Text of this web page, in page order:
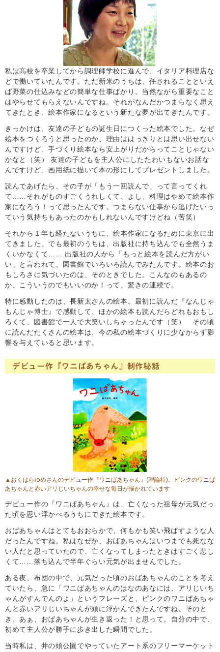
私は高校を卒業してから調理師学校に進んで、イタリア料理店な
どで働いていたんです。ただ新米のうちは、任されることといえ
ば野菜の仕込みなどの簡単な仕事ばかり。当然ながら重要なこと
はやらせてもらえないんですね。それがなんだかつまらなく思え
てきたとき、絵本作家になるという新たな夢が出てきたんです。
きっかけは、友達の子どもの誕生日につくった絵本でした。なぜ
絵本をつくろうと思ったのか、理由ははっきりとは思い出せない
んですけど、手づくり絵本なら安上がりだからってことじゃない
かなと（笑） 友達の子どもを主人公にしたたわいもないお話な
んですけど、画用紙に描いて本の形にしてプレゼントしました。
読んであげたら、その子が「もう一回読んで」って言ってくれ
て……それがものすごくうれしくて、よし、料理はやめて絵本作
家になろう！って思ったんです。つまらない仕事から逃げたいっ
ていう気持ちもあったのかもしれないんですけどね（苦笑）
それから１年も経たないうちに、絵本作家になるために東京に出
てきました。でも最初のうちは、出版社に持ち込んでも全然うま
くいかなくて…… 出版社の人から「もっと絵本を読んだ方がい
い」と言われて、図書館でいろいろ読んでみたんです。絵本のお
もしろさに気づいたのは、そのときでした。こんなのもあるの
か、こういうのでもいいのか！って、驚きの連続で。
特に感動したのは、長新太さんの絵本。最初に読んだ『なんじゃ
もんじゃ博士』で感動して、ほかの絵本も読んだらどれもおもし
ろくて、図書館で一人で大笑いしちゃったんです（笑） その頃
に読んだたくさんの絵本は、今の私の絵本づくりに少なからず影
響を与えていると思います。
デビュー作『ワニばあちゃん』制作秘話
▲おくはらゆめさんのデビュー作 『ワニばあちゃん』 (理論社)。ピンクのワニば
あちゃんと赤いアリじいちゃんの幸せな毎日が描かれています
デビュー作の『ワニばあちゃん』は、亡くなった祖母が元気だっ
た頃を思い浮かべるうちにできた絵本です。
おばあちゃんはとてもおおらかで、何もかも笑い飛ばすような人
だったんですね。私はなぜか、おばあちゃんはいつまでも死なな
い人だと思っていたので、亡くなってしまったときはすごく悲し
くて……落ち込んで半年ぐらい元気が出ませんでした。
ある夜、布団の中で、元気だった頃のおばあちゃんのことを考え
ていたら、急に「ワニばあちゃんのはなのあなには、アリじいち
ゃんがすんでんのよ」というフレーズと、ピンクのワニばあちゃ
んと赤いアリじいちゃんが頭に浮かんできたんですね。そのと
き、あぁ、おばあちゃんが生き返った！と思って。自分の中で、
初めて主人公が勝手に歩き出した瞬間でした。
当時私は、井の頭公園でやっていたアート系のフリーマーケット